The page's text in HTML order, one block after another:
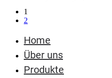
1
2
Home
Über uns
Produkte